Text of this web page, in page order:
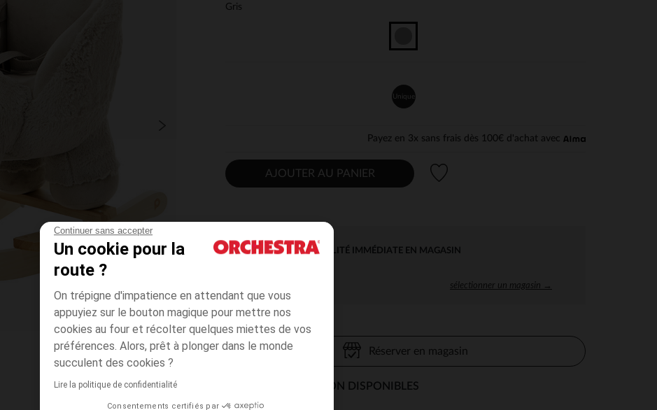
Continuer sans accepter
Un cookie pour la
route ?
On trépigne d'impatience en attendant que vous
appuyiez sur le bouton magique pour mettre nos
cookies au four et récolter quelques miettes de vos
préférences. Alors, prêt à plonger dans le monde
succulent des cookies ?
Lire la politique de confidentialité
Consentements certifiés par
Gris
Unique
Payez en 3x sans frais dès 100€ d'achat avec
AJOUTER AU PANIER
DISPONIBILITÉ IMMÉDIATE EN MAGASIN
sélectionner un magasin →
Réserver en magasin
MODES DE LIVRAISON DISPONIBLES